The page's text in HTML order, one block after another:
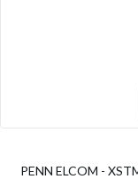
PENN ELCOM -